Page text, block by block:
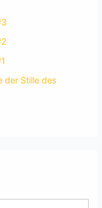
der Stille des